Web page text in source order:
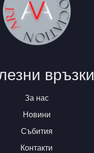
връзки
За нас
Новини
Събития
Контакти